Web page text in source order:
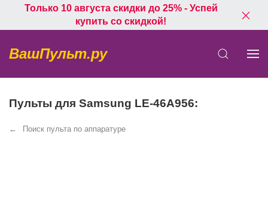
Только 10 августа скидки до 25% - Успей
купить со скидкой!
ВашПульт.ру
Пульты для Samsung LE-46A956:
Поиск пульта по аппаратуре